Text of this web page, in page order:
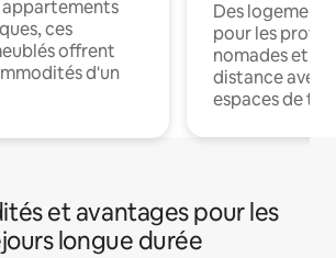
appartements
ces
offrent
d'un
Des
pour les
nomades et
distance avec
espaces de
et avantages pour les
longue durée